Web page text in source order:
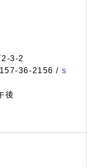
3-2
36-2156 / s
後